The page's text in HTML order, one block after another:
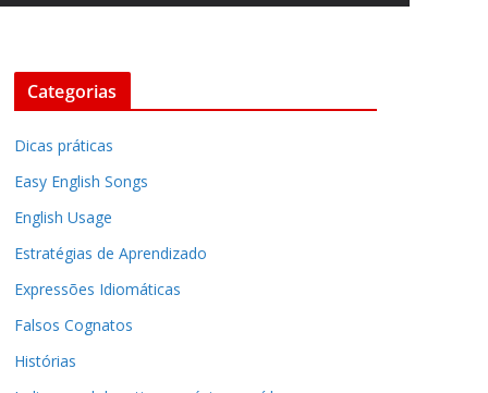
Categorias
Dicas práticas
Easy English Songs
English Usage
Estratégias de Aprendizado
Expressões Idiomáticas
Falsos Cognatos
Histórias